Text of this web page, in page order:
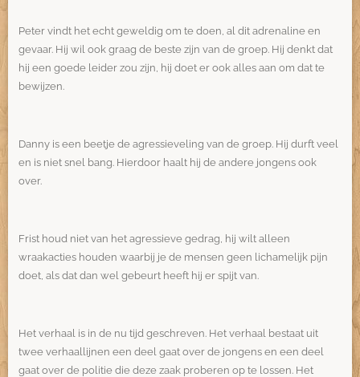
Peter vindt het echt geweldig om te doen, al dit adrenaline en
gevaar. Hij wil ook graag de beste zijn van de groep. Hij denkt dat
hij een goede leider zou zijn, hij doet er ook alles aan om dat te
bewijzen.
Danny is een beetje de agressieveling van de groep. Hij durft veel
en is niet snel bang. Hierdoor haalt hij de andere jongens ook
over.
Frist houd niet van het agressieve gedrag, hij wilt alleen
wraakacties houden waarbij je de mensen geen lichamelijk pijn
doet, als dat dan wel gebeurt heeft hij er spijt van.
Het verhaal is in de nu tijd geschreven. Het verhaal bestaat uit
twee verhaallijnen een deel gaat over de jongens en een deel
gaat over de politie die deze zaak proberen op te lossen. Het